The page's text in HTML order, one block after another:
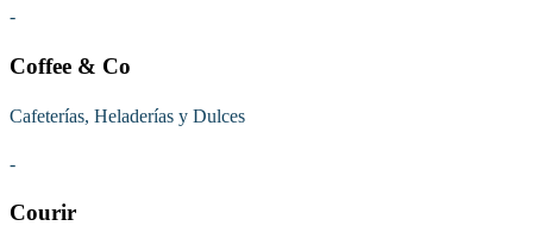
-
Coffee & Co
Cafeterías, Heladerías y Dulces
-
Courir